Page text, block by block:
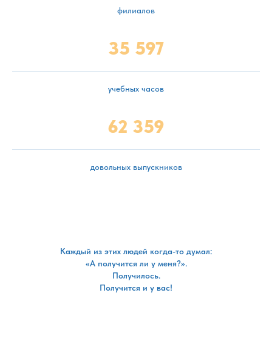
филиалов
35 597
учебных часов
62 359
довольных выпускников
Каждый из этих людей когда-то думал:
«А получится ли у меня?».
Получилось.
Получится и у вас!